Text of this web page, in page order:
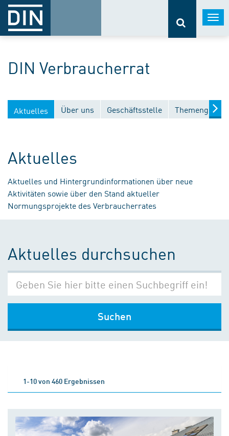
DIN Verbraucherrat
Aktuelles Über uns Geschäftsstelle
Aktuelles
Aktuelles und Hintergrundinformationen über neue
Aktivitäten sowie über den Stand aktueller
Normungsprojekte des Verbraucherrates
Aktuelles durchsuchen
Suchen
1-10 von 460 Ergebnissen